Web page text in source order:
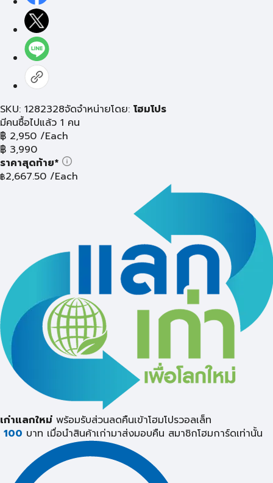
SKU: 1282328จัดจำหน่ายโดย: โฮมโปร
มีคนซื้อไปแล้ว 1 คน
฿ 2,950 /Each
฿ 3,990
ราคาสุดท้าย*
฿2,667.50 /Each
เก่าแลกใหม่ พร้อมรับส่วนลดคืนเข้าโฮมโปรวอลเล็ท
100 บาท เมื่อนำสินค้าเก่ามาส่งมอบคืน สมาชิกโฮมการ์ดเท่านั้น